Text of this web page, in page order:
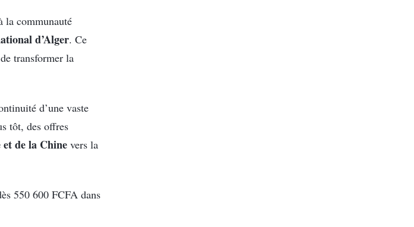
la communauté
d’Alger. Ce
transformer la
d’une vaste
tôt, des offres
de la Chine vers la
550 600 FCFA dans